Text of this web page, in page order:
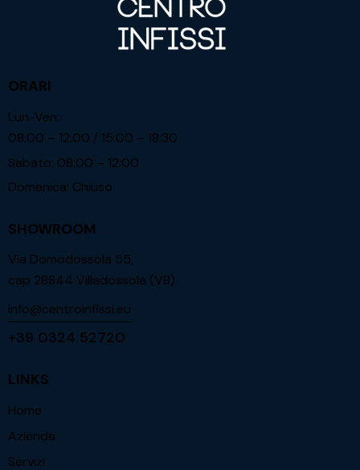
ORARI
Lun-Ven:
08:00 – 12:00 / 15:00 – 18:30
Sabato: 08:00 – 12:00
Domenica: Chiuso
SHOWROOM
Via Domodossola 55,
cap 28844 Villadossola (VB)
info@centroinfissi.eu
+39 0324 52720
LINKS
Home
Azienda
Servizi